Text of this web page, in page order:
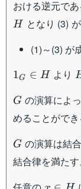
おける逆元で
H となり (3) が
(1)～(3) が
1_G
H
1G ∈ H より
G
G の演算によ
めることができ
G
G の演算は結
結合律を満たす
x